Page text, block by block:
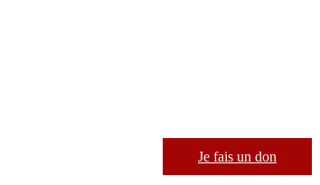
Je fais un don